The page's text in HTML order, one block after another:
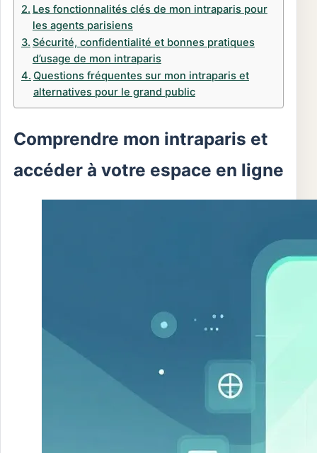
Les fonctionnalités clés de mon intraparis pour
les agents parisiens
Sécurité, confidentialité et bonnes pratiques
d’usage de mon intraparis
Questions fréquentes sur mon intraparis et
alternatives pour le grand public
Comprendre mon intraparis et
accéder à votre espace en ligne